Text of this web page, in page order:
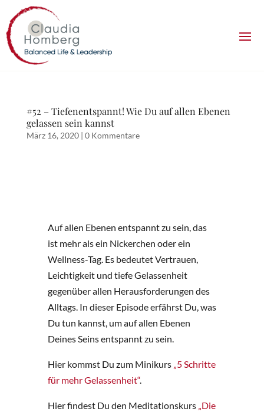
#52 – Tiefenentspannt! Wie Du auf allen Ebenen
gelassen sein kannst
März 16, 2020| 0 Kommentare
Auf allen Ebenen entspannt zu sein, das
ist mehr als ein Nickerchen oder ein
Wellness-Tag. Es bedeutet Vertrauen,
Leichtigkeit und tiefe Gelassenheit
gegenüber allen Herausforderungen des
Alltags. In dieser Episode erfährst Du, was
Du tun kannst, um auf allen Ebenen
Deines Seins entspannt zu sein.
Hier kommst Du zum Minikurs „5 Schritte
für mehr Gelassenheit“.
Hier findest Du den Meditationskurs „Die